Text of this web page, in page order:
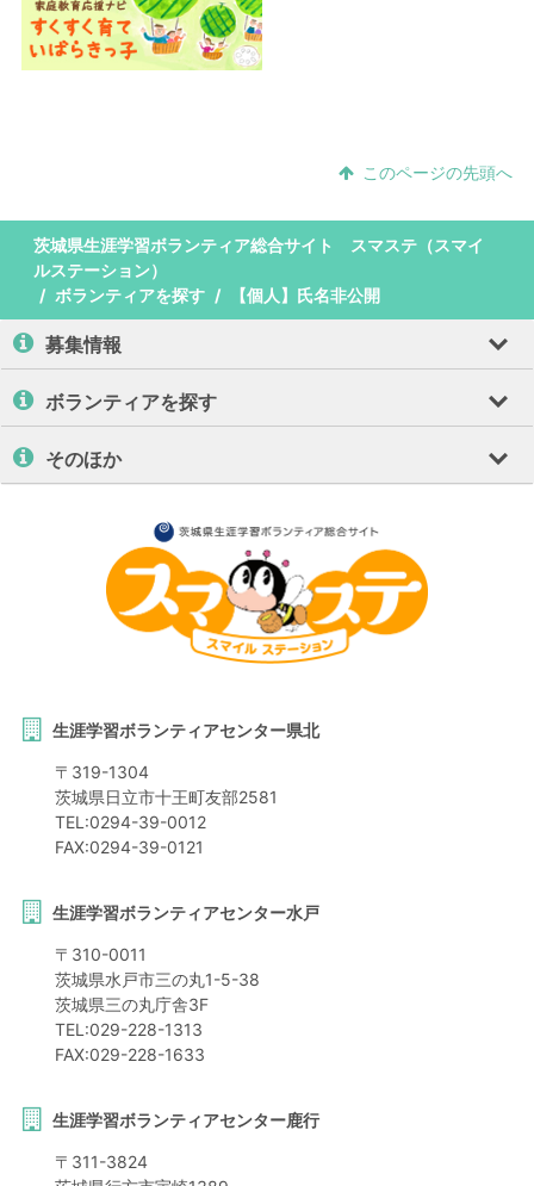
このページの先頭へ
茨城県生涯学習ボランティア総合サイト スマステ（スマイ
ルステーション）
ボランティアを探す
【個人】氏名非公開
募集情報
ボランティアを探す
そのほか
生涯学習ボランティアセンター県北
〒 319-1304
茨城県日立市十王町友部2581
TEL:0294-39-0012
FAX:0294-39-0121
生涯学習ボランティアセンター水戸
〒 310-0011
茨城県水戸市三の丸1-5-38
茨城県三の丸庁舎3F
TEL:029-228-1313
FAX:029-228-1633
生涯学習ボランティアセンター鹿行
〒 311-3824